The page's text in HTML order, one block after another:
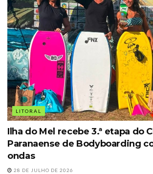
LITORAL
Ilha do Mel recebe 3.ª etapa do
Paranaense de Bodyboarding
ondas
28 DE JULHO DE 2026